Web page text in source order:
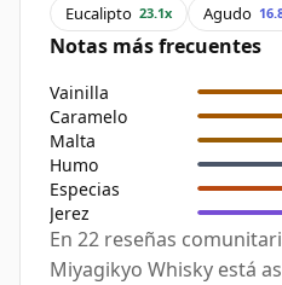
Eucalipto 23.1x Agudo
Notas más frecuentes
Vainilla
Caramelo
Malta
Humo
Especias
Jerez
En 22 reseñas
Miyagikyo Whisky está